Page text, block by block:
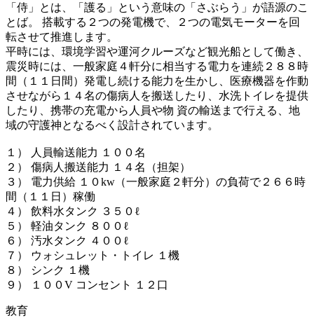
「侍」とは、「護る」という意味の「さぶらう」が語源のこ
とば。 搭載する２つの発電機で、２つの電気モーターを回
転させて推進します。
平時には、環境学習や運河クルーズなど観光船として働き、
震災時には、⼀般家庭４軒分に相当する電⼒を連続２８８時
間（１１⽇間）発電し続ける能⼒を⽣かし、医療機器を作動
させながら１４名の傷病⼈を搬送したり、⽔洗トイレを提供
したり、携帯の充電から⼈員や物 資の輸送まで行える、地
域の守護神となるべく設計されています。
１） ⼈員輸送能⼒ １００名
２） 傷病⼈搬送能⼒ １４名（担架）
３） 電⼒供給 １０kw（⼀般家庭２軒分）の負荷で２６６時
間（１１⽇）稼働
４） 飲料⽔タンク ３５０ℓ
５） 軽油タンク ８００ℓ
６） 汚⽔タンク ４００ℓ
７） ウォシュレット・トイレ １機
８） シンク １機
９） １００V コンセント １２⼝
教育